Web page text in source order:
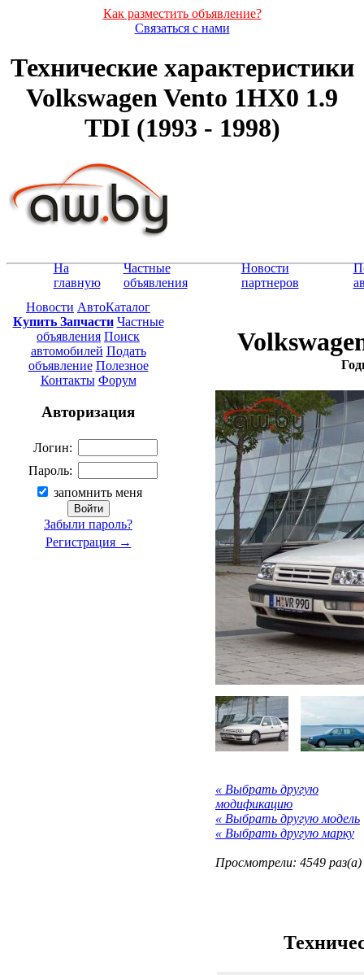
Как разместить объявление?
Связаться с нами
Технические характеристики
Volkswagen Vento 1HX0 1.9
TDI (1993 - 1998)
На
главную
Частные
объявления
Новости
партнеров
Новости АвтоКаталог
Купить Запчасти Частные
объявления Поиск
автомобилей Подать
объявление Полезное
Контакты Форум
Авторизация
Логин:
Пароль:
запомнить меня
Забыли пароль?
Регистрация →
« Выбрать другую
модификацию
« Выбрать другую модель
« Выбрать другую марку
Просмотрели: 4549 раз(а)